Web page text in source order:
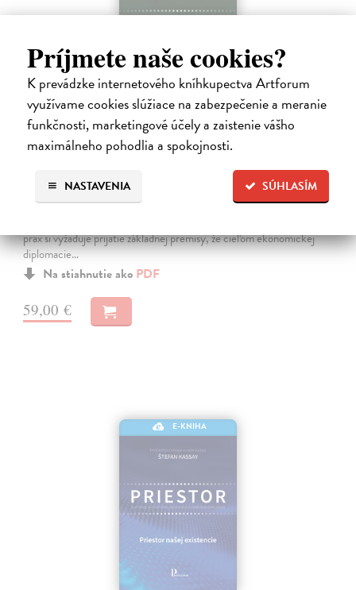
Príjmete naše cookies?
K prevádzke internetového kníhkupectva Artforum
využívame cookies slúžiace na zabezpečenie a meranie
funkčnosti, marketingové účely a zaistenie vášho
maximálneho pohodlia a spokojnosti.
SÚHLASÍM
NASTAVENIA
Symbióza ekonomickej diplomacie a
podnikateľskej praxe: Procesy -
Kassay Štefan| Elektronická kniha
Vytvorenie špecificky formovanej novej podoby vedeckej školy
prax si vyžaduje prijatie základnej premisy, že cieľom ekonomickej
diplomacie…
Na stiahnutie ako PDF
59,00 €
E-KNIHA